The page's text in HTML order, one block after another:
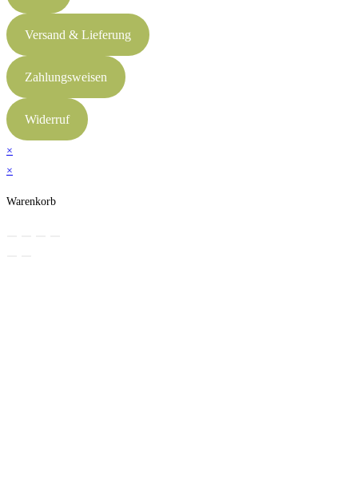
Versand & Lieferung
Zahlungsweisen
Widerruf
×
×
Warenkorb